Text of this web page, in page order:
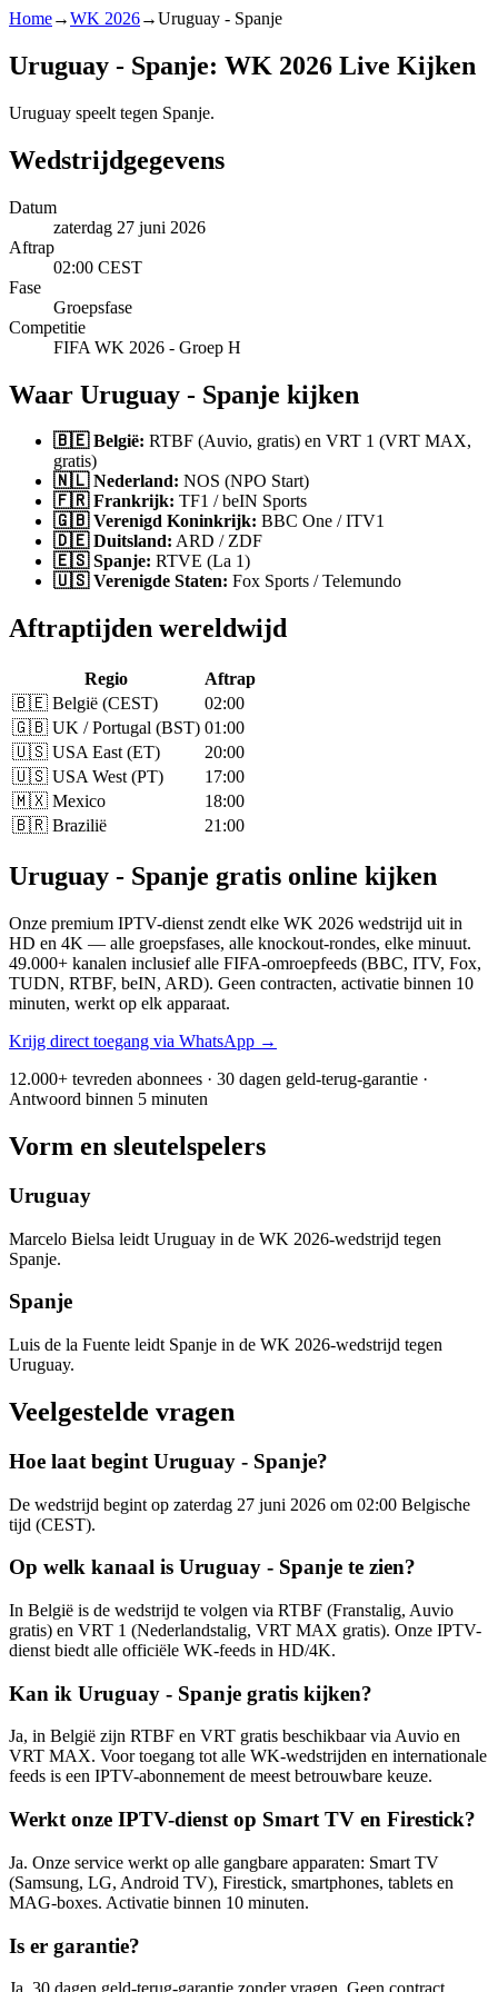
Home→WK 2026→Uruguay - Spanje
Uruguay - Spanje: WK 2026 Live Kijken
Uruguay speelt tegen Spanje.
Wedstrijdgegevens
Datum
zaterdag 27 juni 2026
Aftrap
02:00 CEST
Fase
Groepsfase
Competitie
FIFA WK 2026 - Groep H
Waar Uruguay - Spanje kijken
🇧🇪 België: RTBF (Auvio, gratis) en VRT 1 (VRT MAX,
gratis)
🇳🇱 Nederland: NOS (NPO Start)
🇫🇷 Frankrijk: TF1 / beIN Sports
🇬🇧 Verenigd Koninkrijk: BBC One / ITV1
🇩🇪 Duitsland: ARD / ZDF
🇪🇸 Spanje: RTVE (La 1)
🇺🇸 Verenigde Staten: Fox Sports / Telemundo
Aftraptijden wereldwijd
Regio
Aftrap
🇧🇪 België (CEST)
02:00
🇬🇧 UK / Portugal (BST) 01:00
🇺🇸 USA East (ET)
20:00
🇺🇸 USA West (PT)
17:00
🇲🇽 Mexico
18:00
🇧🇷 Brazilië
21:00
Uruguay - Spanje gratis online kijken
Onze premium IPTV-dienst zendt elke WK 2026 wedstrijd uit in
HD en 4K — alle groepsfases, alle knockout-rondes, elke minuut.
49.000+ kanalen inclusief alle FIFA-omroepfeeds (BBC, ITV, Fox,
TUDN, RTBF, beIN, ARD). Geen contracten, activatie binnen 10
minuten, werkt op elk apparaat.
Krijg direct toegang via WhatsApp →
12.000+ tevreden abonnees · 30 dagen geld-terug-garantie ·
Antwoord binnen 5 minuten
Vorm en sleutelspelers
Uruguay
Marcelo Bielsa leidt Uruguay in de WK 2026-wedstrijd tegen
Spanje.
Spanje
Luis de la Fuente leidt Spanje in de WK 2026-wedstrijd tegen
Uruguay.
Veelgestelde vragen
Hoe laat begint Uruguay - Spanje?
De wedstrijd begint op zaterdag 27 juni 2026 om 02:00 Belgische
tijd (CEST).
Op welk kanaal is Uruguay - Spanje te zien?
In België is de wedstrijd te volgen via RTBF (Franstalig, Auvio
gratis) en VRT 1 (Nederlandstalig, VRT MAX gratis). Onze IPTV-
dienst biedt alle officiële WK-feeds in HD/4K.
Kan ik Uruguay - Spanje gratis kijken?
Ja, in België zijn RTBF en VRT gratis beschikbaar via Auvio en
VRT MAX. Voor toegang tot alle WK-wedstrijden en internationale
feeds is een IPTV-abonnement de meest betrouwbare keuze.
Werkt onze IPTV-dienst op Smart TV en Firestick?
Ja. Onze service werkt op alle gangbare apparaten: Smart TV
(Samsung, LG, Android TV), Firestick, smartphones, tablets en
MAG-boxes. Activatie binnen 10 minuten.
Is er garantie?